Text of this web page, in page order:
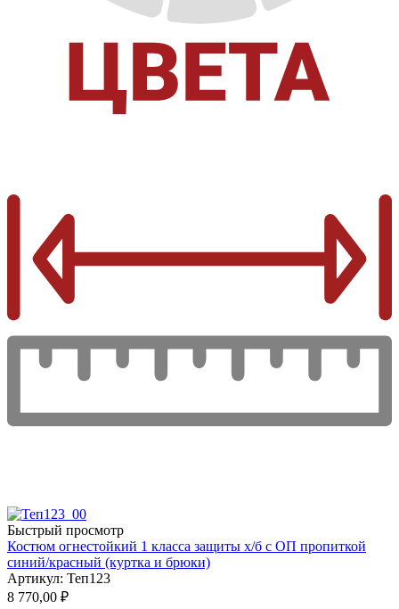
Быстрый просмотр
Костюм огнестойкий 1 класса защиты х/б с ОП пропиткой
синий/красный (куртка и брюки)
Артикул: Теп123
8 770,00 ₽